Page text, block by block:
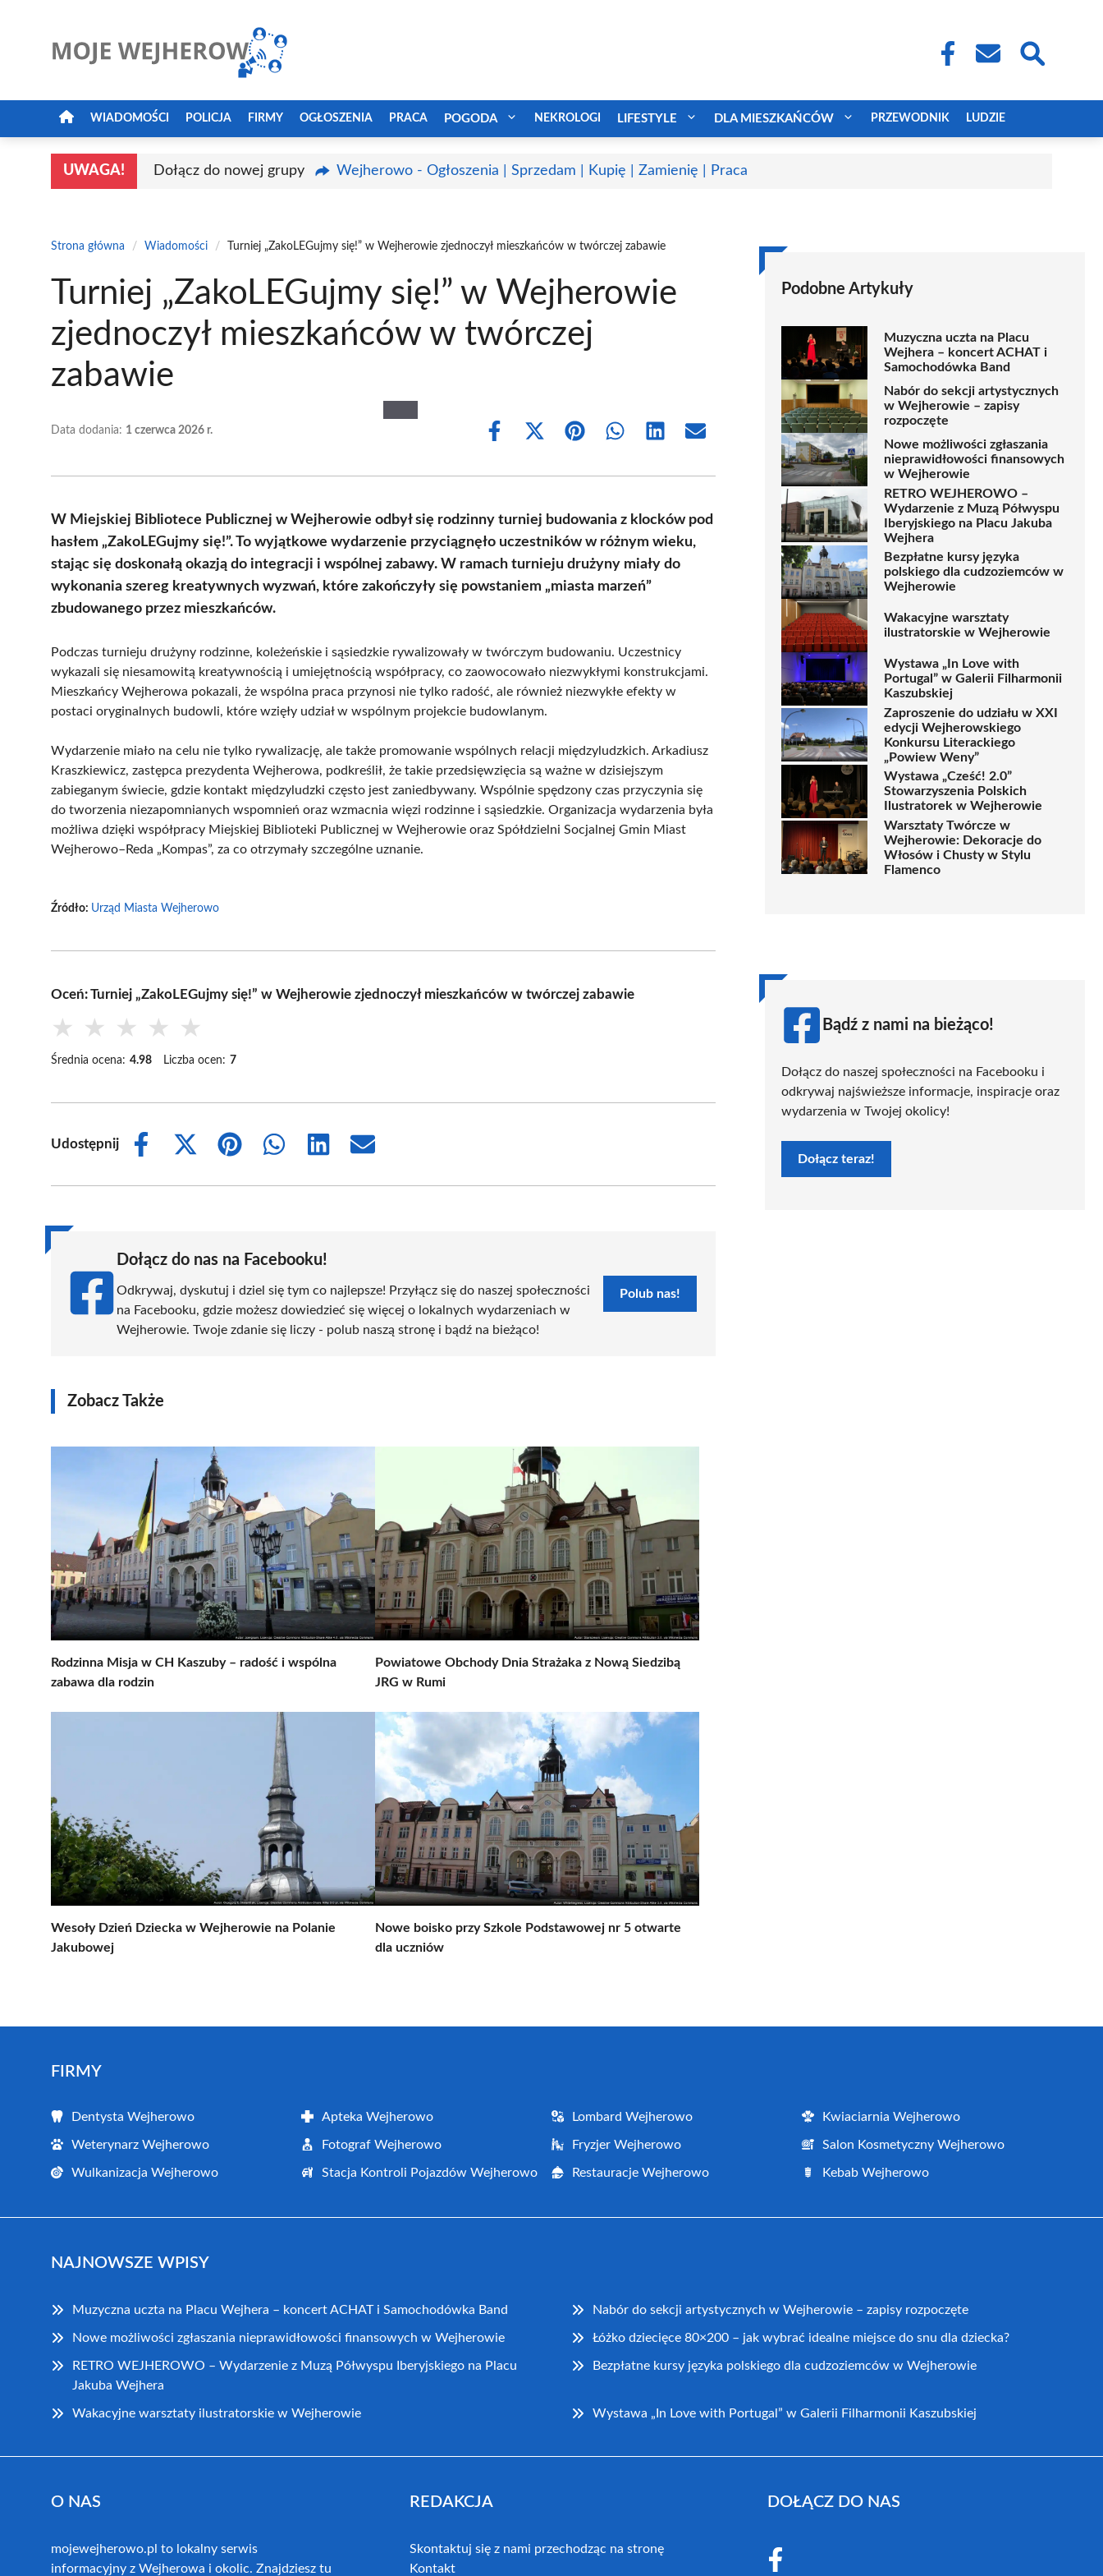
WIADOMOŚCI POLICJA FIRMY OGŁOSZENIA PRACA POGODA NEKROLOGI LIFESTYLE DLA MIESZKAŃCÓW PRZEWODNIK LUDZIE
UWAGA! Dołącz do nowej grupy Wejherowo - Ogłoszenia | Sprzedam | Kupię | Zamienię | Praca
Strona główna / Wiadomości / Turniej „ZakoLEGujmy się!” w Wejherowie zjednoczył mieszkańców w twórczej zabawie
Turniej „ZakoLEGujmy się!” w Wejherowie
zjednoczył mieszkańców w twórczej
zabawie
Data dodania: 1 czerwca 2026 r.
Share
Share
(Twitter)
Share Share Share Share
W Miejskiej Bibliotece Publicznej w Wejherowie odbył się rodzinny turniej budowania z klocków pod
hasłem „ZakoLEGujmy się!”. To wyjątkowe wydarzenie przyciągnęło uczestników w różnym wieku,
stając się doskonałą okazją do integracji i wspólnej zabawy. W ramach turnieju drużyny miały do
wykonania szereg kreatywnych wyzwań, które zakończyły się powstaniem „miasta marzeń”
zbudowanego przez mieszkańców.
Podczas turnieju drużyny rodzinne, koleżeńskie i sąsiedzkie rywalizowały w twórczym budowaniu. Uczestnicy
wykazali się niesamowitą kreatywnością i umiejętnością współpracy, co zaowocowało niezwykłymi konstrukcjami.
Mieszkańcy Wejherowa pokazali, że wspólna praca przynosi nie tylko radość, ale również niezwykłe efekty w
postaci oryginalnych budowli, które wzięły udział w wspólnym projekcie budowlanym.
Wydarzenie miało na celu nie tylko rywalizację, ale także promowanie wspólnych relacji międzyludzkich. Arkadiusz
Kraszkiewicz, zastępca prezydenta Wejherowa, podkreślił, że takie przedsięwzięcia są ważne w dzisiejszym
zabieganym świecie, gdzie kontakt międzyludzki często jest zaniedbywany. Wspólnie spędzony czas przyczynia się
do tworzenia niezapomnianych wspomnień oraz wzmacnia więzi rodzinne i sąsiedzkie. Organizacja wydarzenia była
możliwa dzięki współpracy Miejskiej Biblioteki Publicznej w Wejherowie oraz Spółdzielni Socjalnej Gmin Miast
Wejherowo–Reda „Kompas”, za co otrzymały szczególne uznanie.
Źródło: Urząd Miasta Wejherowo
Oceń: Turniej „ZakoLEGujmy się!” w Wejherowie zjednoczył mieszkańców w twórczej zabawie
★ ★ ★ ★ ★
Średnia ocena: 4.98 Liczba ocen: 7
Udostępnij
Share
Share
(Twitter)
Share
Share
Share
Share
Dołącz do nas na Facebooku!
Odkrywaj, dyskutuj i dziel się tym co najlepsze! Przyłącz się do naszej społeczności
na Facebooku, gdzie możesz dowiedzieć się więcej o lokalnych wydarzeniach w
Wejherowie. Twoje zdanie się liczy - polub naszą stronę i bądź na bieżąco!
Polub nas!
Zobacz Także
Rodzinna Misja w CH Kaszuby – radość i wspólna
zabawa dla rodzin
Powiatowe Obchody Dnia Strażaka z Nową Siedzibą
JRG w Rumi
Wesoły Dzień Dziecka w Wejherowie na Polanie
Jakubowej
Nowe boisko przy Szkole Podstawowej nr 5 otwarte
dla uczniów
Podobne Artykuły
Muzyczna uczta na Placu
Wejhera – koncert ACHAT i
Samochodówka Band
Nabór do sekcji artystycznych
w Wejherowie – zapisy
rozpoczęte
Nowe możliwości zgłaszania
nieprawidłowości finansowych
w Wejherowie
RETRO WEJHEROWO –
Wydarzenie z Muzą Półwyspu
Iberyjskiego na Placu Jakuba
Wejhera
Bezpłatne kursy języka
polskiego dla cudzoziemców w
Wejherowie
Wakacyjne warsztaty
ilustratorskie w Wejherowie
Wystawa „In Love with
Portugal” w Galerii Filharmonii
Kaszubskiej
Zaproszenie do udziału w XXI
edycji Wejherowskiego
Konkursu Literackiego
„Powiew Weny”
Wystawa „Cześć! 2.0”
Stowarzyszenia Polskich
Ilustratorek w Wejherowie
Warsztaty Twórcze w
Wejherowie: Dekoracje do
Włosów i Chusty w Stylu
Flamenco
Bądź z nami na bieżąco!
Dołącz do naszej społeczności na Facebooku i
odkrywaj najświeższe informacje, inspiracje oraz
wydarzenia w Twojej okolicy!
Dołącz teraz!
FIRMY
Dentysta Wejherowo Apteka Wejherowo Lombard Wejherowo Kwiaciarnia Wejherowo
Weterynarz Wejherowo Fotograf Wejherowo Fryzjer Wejherowo Salon Kosmetyczny Wejherowo
Wulkanizacja Wejherowo Stacja Kontroli Pojazdów Wejherowo Restauracje Wejherowo Kebab Wejherowo
NAJNOWSZE WPISY
Muzyczna uczta na Placu Wejhera – koncert ACHAT i Samochodówka Band Nabór do sekcji artystycznych w Wejherowie – zapisy rozpoczęte
Nowe możliwości zgłaszania nieprawidłowości finansowych w Wejherowie Łóżko dziecięce 80×200 – jak wybrać idealne miejsce do snu dla dziecka?
RETRO WEJHEROWO – Wydarzenie z Muzą Półwyspu Iberyjskiego na Placu
Jakuba Wejhera
Bezpłatne kursy języka polskiego dla cudzoziemców w Wejherowie
Wakacyjne warsztaty ilustratorskie w Wejherowie Wystawa „In Love with Portugal” w Galerii Filharmonii Kaszubskiej
O NAS
mojewejherowo.pl to lokalny serwis
informacyjny z Wejherowa i okolic. Znajdziesz tu
REDAKCJA
Skontaktuj się z nami przechodząc na stronę
Kontakt
DOŁĄCZ DO NAS